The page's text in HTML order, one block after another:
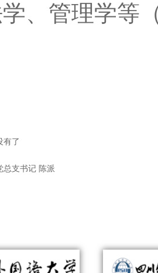
、管理学等
有了
总支书记 陈派